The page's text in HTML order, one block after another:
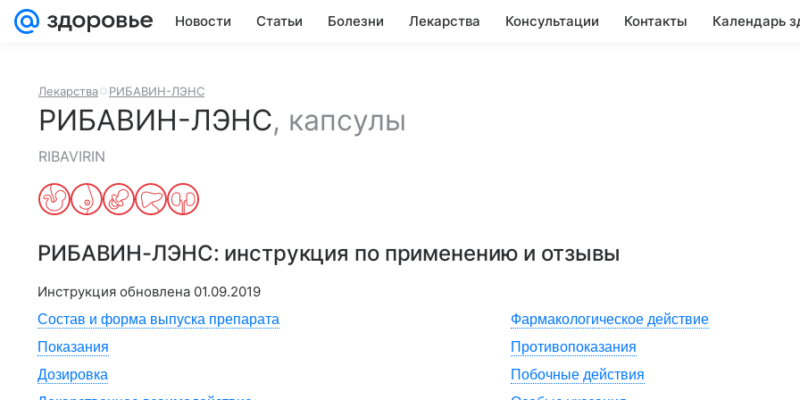
Новости Статьи Болезни Лекарства Консультации Контакты Календарь
Лекарства РИБАВИН-ЛЭНС
РИБАВИН-ЛЭНС, капсулы
RIBAVIRIN
РИБАВИН-ЛЭНС: инструкция по применению и отзывы
Инструкция обновлена 01.09.2019
Состав и форма выпуска препарата
Фармакологическое действие
Показания
Противопоказания
Дозировка
Побочные действия